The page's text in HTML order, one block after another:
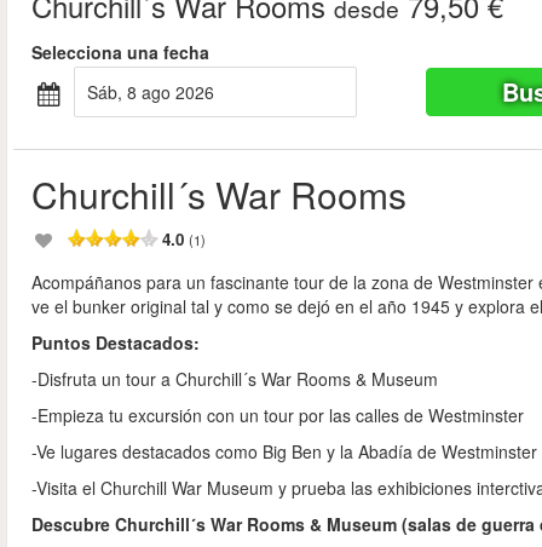
desde
Selecciona una fecha
sáb, 8 ago 2026
Churchill´s War Rooms
4.0 (1)
Acompáñanos para un fascinante tour de la zona de
ve el bunker original tal y como se dejó en el año 1945 y explora
Puntos Destacados:
-Disfruta un tour a Churchill´s War Rooms & Museum
-Empieza tu excursión con un tour por las calles de Westminster
-Ve lugares destacados como Big Ben y la Abadía de Westminster
-Visita el Churchill War Museum y prueba las exhibiciones
Descubre Churchill´s War Rooms & Museum (salas de